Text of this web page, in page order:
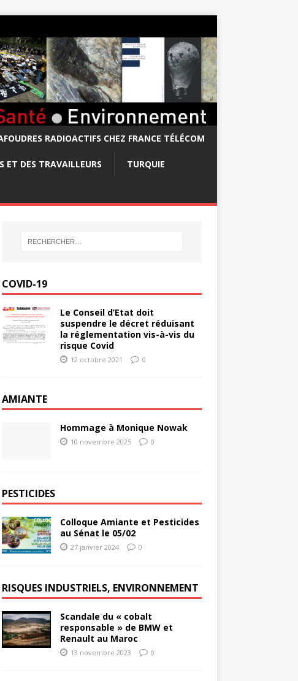
RADIOACTIFS CHEZ FRANCE TÉLÉCOM
ET DES TRAVAILLEURS TURQUIE
COVID-19
Le Conseil d’Etat doit
suspendre le décret réduisant
la réglementation vis-à-vis du
risque Covid
12 octobre 2021 0
AMIANTE
Hommage à Monique Nowak
10 novembre 2025 0
PESTICIDES
Colloque Amiante et Pesticides
au Sénat le 05/02
27 janvier 2024 0
RISQUES INDUSTRIELS, ENVIRONNEMENT
Scandale du « cobalt
responsable » de BMW et
Renault au Maroc
13 novembre 2023 0